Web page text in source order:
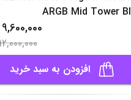
ARGB Mid Tower
9,600,000
افزودن به سبد خرید